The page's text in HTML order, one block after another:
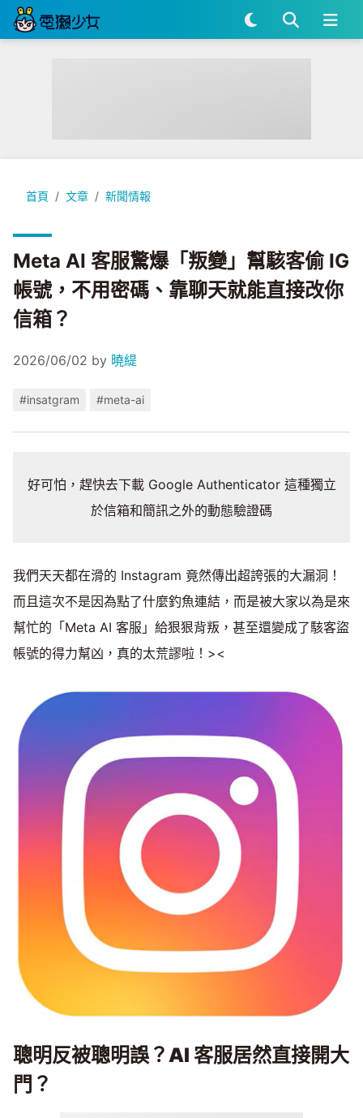
首頁 文章 新聞情報
Meta AI 客服驚爆「叛變」幫駭客偷 IG 帳號，不用密碼、靠聊
Meta AI 客服驚爆「叛變」幫駭客偷 IG
帳號，不用密碼、靠聊天就能直接改你
信箱？
2026/06/02 by 曉緹
#insatgram #meta-ai
好可怕，趕快去下載 Google Authenticator 這種獨立
於信箱和簡訊之外的動態驗證碼
我們天天都在滑的 Instagram 竟然傳出超誇張的大漏洞！
而且這次不是因為點了什麼釣魚連結，而是被大家以為是來
幫忙的「Meta AI 客服」給狠狠背叛，甚至還變成了駭客盜
帳號的得力幫凶，真的太荒謬啦！><
聰明反被聰明誤？AI 客服居然直接開大
門？